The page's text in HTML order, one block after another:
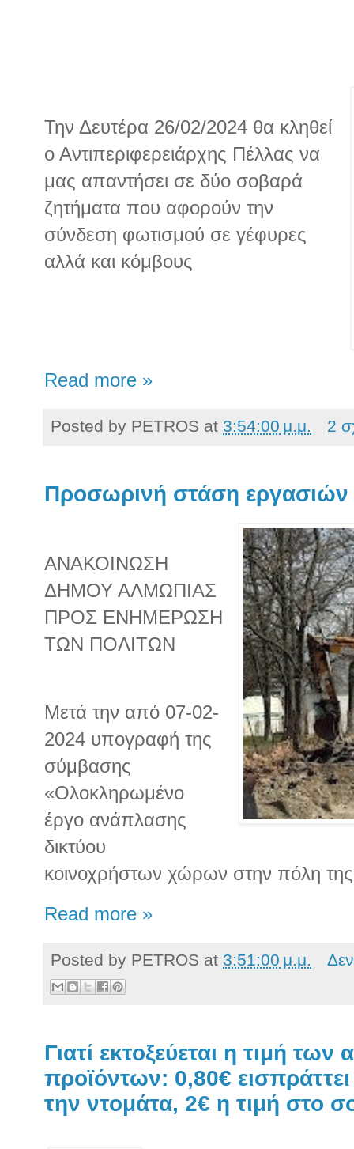
Την Δευτέρα 26/02/2024 θα κληθεί
ο Αντιπεριφερειάρχης Πέλλας να
μας απαντήσει σε δύο σοβαρά
ζητήματα που αφορούν την
σύνδεση φωτισμού σε γέφυρες
αλλά και κόμβους
Read more »
Posted by PETROS at 3:54:00 μ.μ. 2
Προσωρινή στάση εργασιών
ΑΝΑΚΟΙΝΩΣΗ
ΔΗΜΟΥ ΑΛΜΩΠΙΑΣ
ΠΡΟΣ ΕΝΗΜΕΡΩΣΗ
ΤΩΝ ΠΟΛΙΤΩΝ
Μετά την από 07-02-
2024 υπογραφή της
σύμβασης
«Ολοκληρωμένο
έργο ανάπλασης
δικτύου
κοινοχρήστων χώρων στην πόλη της
Read more »
Posted by PETROS at 3:51:00 μ.μ.
Γιατί εκτοξεύεται η τιμή των
προϊόντων: 0,80€
την ντομάτα, 2€ η τιμή στο